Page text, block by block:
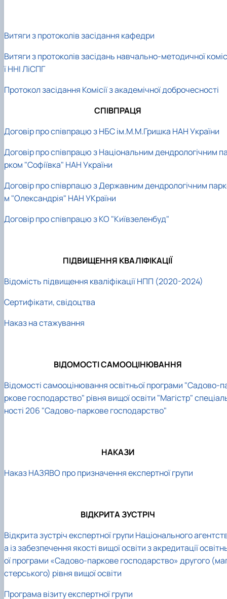
Витяги з протоколів засідання кафедри
Витяги з протоколів засідань навчально-методичної
ї ННІ ЛіСПГ
Протокол засідання Комісії з академічної доброчесності
СПІВПРАЦЯ
Договір про співпрацю з НБС ім.М.М.Гришка НАН України
Договір про співпрацю з Національним дендрологічним
рком "Софіївка" НАН України
Договір про співрпацю з Державним дендрологічним
м "Олександрія" НАН УКраїни
Договір про співпрацю з КО "Київзеленбуд"
ПІДВИЩЕННЯ КВАЛІФІКАЦІЇ
Відомість підвищення кваліфікації НПП (2020-2024)
Сертифікати, свідоцтва
Наказ на стажування
ВІДОМОСТІСАМООЦІНЮВАННЯ
Відомості самооцінювання освітньої програми "Садово-
ркове господарство" рівня вищої освіти "Магістр"
ності 206 "Садово-паркове господарство"
НАКАЗИ
Наказ НАЗЯВО про призначення експертної групи
ВІДКРИТА ЗУСТРІЧ
Відкрита зустріч експертної групи Національного
а із забезпечення якості вищої освіти з акредитації
ої програми «Садово-паркове господарство» другого
стерського) рівня вищої освіти
Програма візиту експертної групи